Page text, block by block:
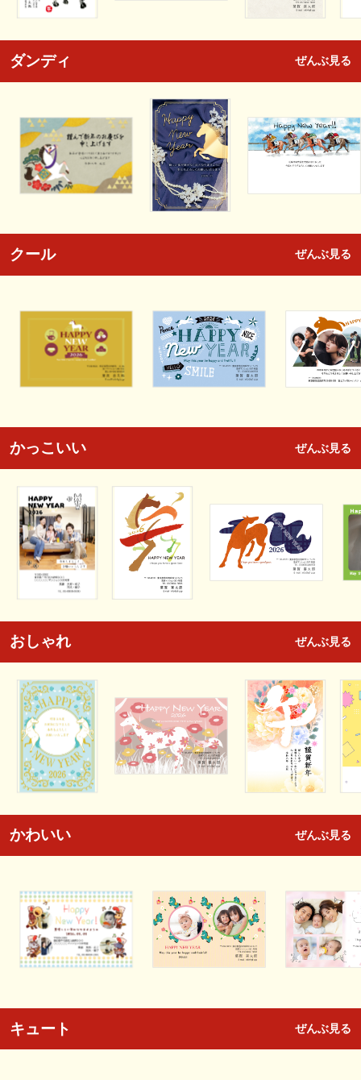
ダンディ ぜんぶ見る
クール ぜんぶ見る
かっこいい ぜんぶ見る
おしゃれ ぜんぶ見る
かわいい ぜんぶ見る
キュート ぜんぶ見る